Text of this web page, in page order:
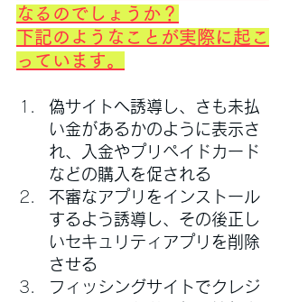
なるのでしょうか？
下記のようなことが実際に起こ
っています。
偽サイトへ誘導し、さも未払
い金があるかのように表示さ
れ、入金やプリペイドカード
などの購入を促される
不審なアプリをインストール
するよう誘導し、その後正し
いセキュリティアプリを削除
させる
フィッシングサイトでクレジ